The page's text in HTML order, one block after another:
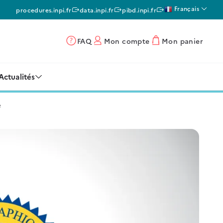
procedures.inpi.fr data.inpi.fr pibd.inpi.fr Français
FAQ Mon compte Mon panier